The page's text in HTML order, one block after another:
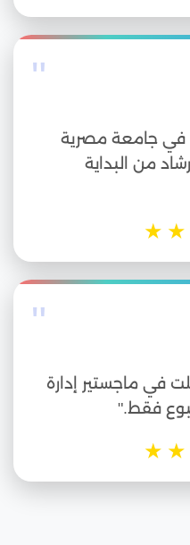
"
في جامعة مصرية
من البداية
★
★
"
في ماجستير إدارة
فقط."
★
★